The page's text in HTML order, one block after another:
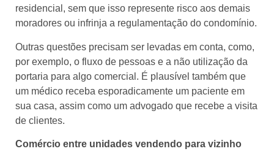
residencial, sem que isso represente risco aos demais
moradores ou infrinja a regulamentação do condomínio.
Outras questões precisam ser levadas em conta, como,
por exemplo, o fluxo de pessoas e a não utilização da
portaria para algo comercial. É plausível também que
um médico receba esporadicamente um paciente em
sua casa, assim como um advogado que recebe a visita
de clientes.
Comércio entre unidades vendendo para vizinho